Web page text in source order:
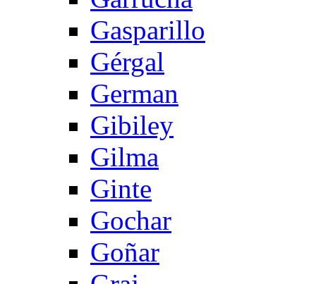
Gasparillo
Gérgal
German
Gibiley
Gilma
Ginte
Gochar
Goñar